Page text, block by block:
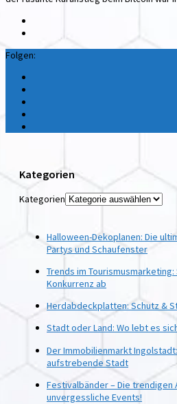
Folgen:
Kategorien
Kategorien
Halloween-Dekoplanen: Die
Partys und Schaufenster
Trends im
Konkurrenz ab
Herdabdeckplatten: Schutz &
Stadt oder Land: Wo lebt es
Der Immobilienmarkt
aufstrebende Stadt
Festivalbänder – Die
unvergessliche Events!